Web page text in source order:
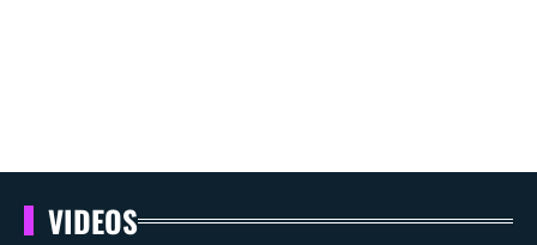
VIDEOS